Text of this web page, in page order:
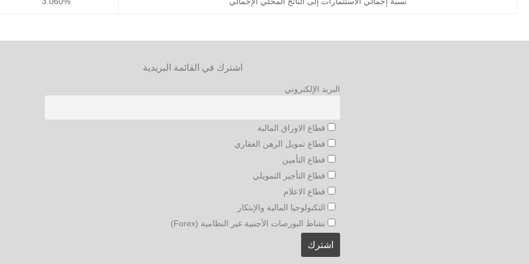
اشترك في القائمة البريدية
البريد الإلكتروني
قطاع الاوراق المالية
قطاع تمويل الرهن العقاري
قطاع التأمين
قطاع التأجير التمويلي
قطاع الاعلام
التكنولوجيا المالية والإبتكار
نشاط البورصات الأجنبية غير النظامية (Forex)